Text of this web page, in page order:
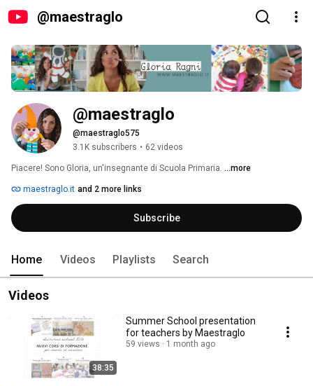
@maestraglo
@maestraglo
@maestraglo575
3.1K subscribers • 62 videos
Piacere! Sono Gloria, un'insegnante di Scuola Primaria. ...more
maestraglo.it and 2 more links
Subscribe
Home Videos Playlists Search
Videos
38:35
Summer School presentation
for teachers by Maestraglo
59 views 1 month ago